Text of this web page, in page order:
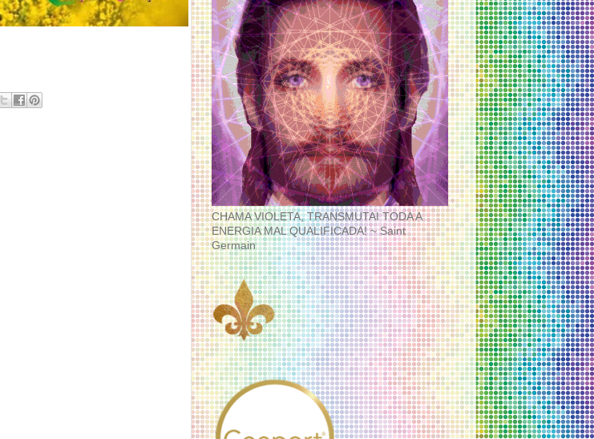
CHAMA VIOLETA, TRANSMUTAI TODA A
ENERGIA MAL QUALIFICADA! ~ Saint
Germain